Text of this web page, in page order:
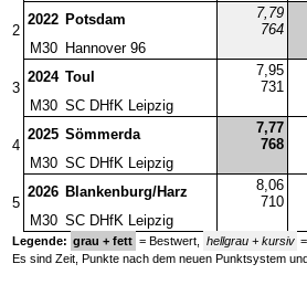
2
2022 Potsdam 7,79
764
M30
Hannover 96
3
2024 Toul 7,95
731
M30 SC DHfK Leipzig
4
2025 Sömmerda 7,77
768
M30 SC DHfK Leipzig
5
2026 Blankenburg/Harz 8,06
710
M30 SC DHfK Leipzig
Legende: grau + fett = Bestwert, hellgrau + kursiv
Es sind Zeit, Punkte nach dem neuen Punktsystem